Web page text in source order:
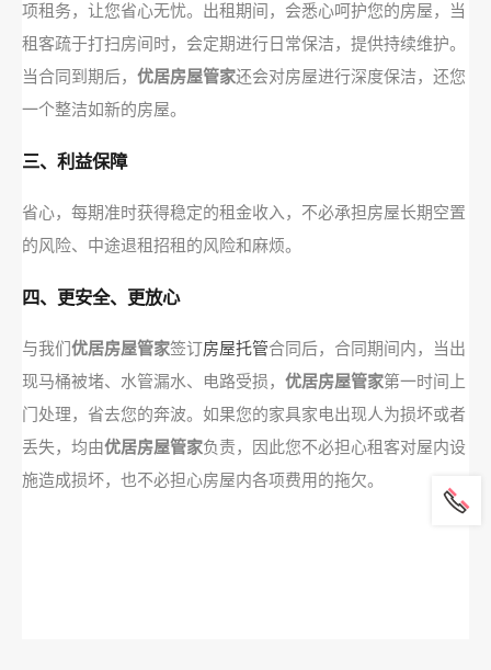
项租务，让您省心无忧。出租期间，会悉心呵护您的房屋，当
租客疏于打扫房间时，会定期进行日常保洁，提供持续维护。
当合同到期后， 优居房屋管家还会对房屋进行深度保洁，还您
一个整洁如新的房屋。
三、利益保障
省心，每期准时获得稳定的租金收入，不必承担房屋长期空置
的风险、中途退租招租的风险和麻烦。
四、更安全、更放心
与我们优居房屋管家签订房屋托管合同后，合同期间内，当出
现马桶被堵、水管漏水、电路受损， 优居房屋管家第一时间上
门处理，省去您的奔波。如果您的家具家电出现人为损坏或者
丢失，均由优居房屋管家负责，因此您不必担心租客对屋内设
施造成损坏，也不必担心房屋内各项费用的拖欠。